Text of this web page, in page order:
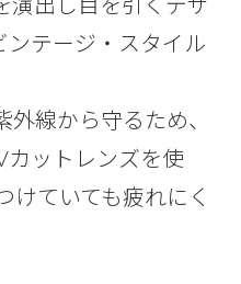
テージ・スタイル
線から守るため、
カットレンズを使
けていても疲れにく